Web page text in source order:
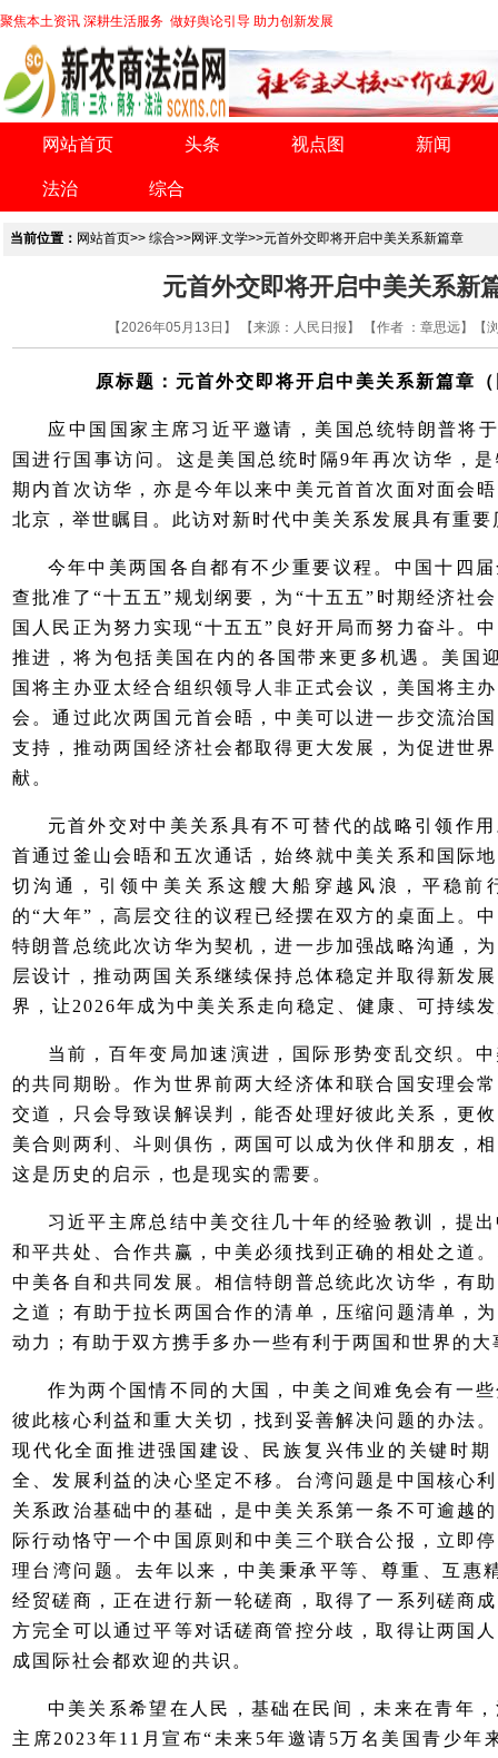
聚焦本土资讯 深耕生活服务 做好舆论引导 助力创新发展
网站首页 头条 视点图 新闻
法治 综合
当前位置： 网站首页>> 综合>>网评.文学>>元首外交即将开启中美关系新篇章
元首外交即将开启中美关系新
【2026年05月13日】 【来源：人民日报】 【作者 ：章思远】【
原标题：元首外交即将开启中美关系新篇章
应中国国家主席习近平邀请，美国总统特朗普将
国进行国事访问。这是美国总统时隔9年再次访华，
期内首次访华，亦是今年以来中美元首首次面对面会
北京，举世瞩目。此访对新时代中美关系发展具有重要
今年中美两国各自都有不少重要议程。中国十四届
查批准了“十五五”规划纲要，为“十五五”时期经济社
国人民正为努力实现“十五五”良好开局而努力奋斗。
推进，将为包括美国在内的各国带来更多机遇。美国
国将主办亚太经合组织领导人非正式会议，美国将主
会。通过此次两国元首会晤，中美可以进一步交流治
支持，推动两国经济社会都取得更大发展，为促进世
献。
元首外交对中美关系具有不可替代的战略引领作用
首通过釜山会晤和五次通话，始终就中美关系和国际
切沟通，引领中美关系这艘大船穿越风浪，平稳前
的“大年”，高层交往的议程已经摆在双方的桌面上。
特朗普总统此次访华为契机，进一步加强战略沟通，
层设计，推动两国关系继续保持总体稳定并取得新发
界，让2026年成为中美关系走向稳定、健康、可持续
当前，百年变局加速演进，国际形势变乱交织。中
的共同期盼。作为世界前两大经济体和联合国安理会
交道，只会导致误解误判，能否处理好彼此关系，更
美合则两利、斗则俱伤，两国可以成为伙伴和朋友，
这是历史的启示，也是现实的需要。
习近平主席总结中美交往几十年的经验教训，提出
和平共处、合作共赢，中美必须找到正确的相处之道
中美各自和共同发展。相信特朗普总统此次访华，有
之道；有助于拉长两国合作的清单，压缩问题清单，
动力；有助于双方携手多办一些有利于两国和世界的
作为两个国情不同的大国，中美之间难免会有一些
彼此核心利益和重大关切，找到妥善解决问题的办法
现代化全面推进强国建设、民族复兴伟业的关键时
全、发展利益的决心坚定不移。台湾问题是中国核心
关系政治基础中的基础，是中美关系第一条不可逾越
际行动恪守一个中国原则和中美三个联合公报，立即
理台湾问题。去年以来，中美秉承平等、尊重、互惠
经贸磋商，正在进行新一轮磋商，取得了一系列磋商
方完全可以通过平等对话磋商管控分歧，取得让两国
成国际社会都欢迎的共识。
中美关系希望在人民，基础在民间，未来在青年，
主席2023年11月宣布“未来5年邀请5万名美国青少年